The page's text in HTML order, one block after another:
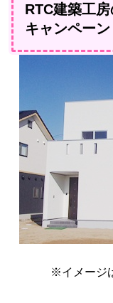
RTC建築工
キャンペーン
※イメージ